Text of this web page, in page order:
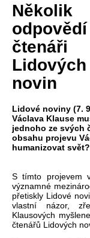
Několik
odpovědí
čtenáři
Lidových
novin
Lidové noviny (7.
Václava Klause
jednoho ze svých
obsahu projevu
humanizovat
S tímto projevem
významné
přetiskly Lidové
vlastní názor,
Klausových
čtenářů Lidových